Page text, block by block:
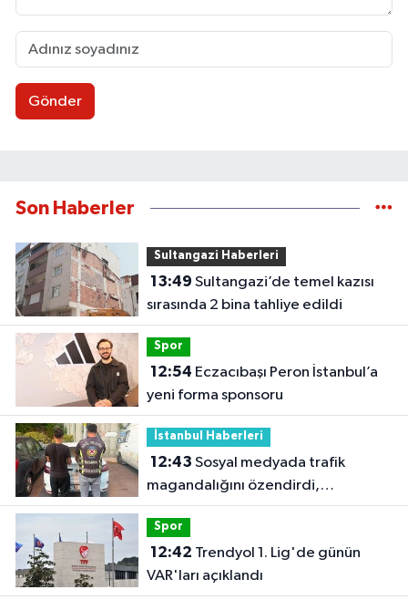
Gönder
Son Haberler
Sultangazi Haberleri
13:49
sırasında 2 bina tahliye edildi
Spor
12:54
yeni forma sponsoru
İstanbul Haberleri
12:43
magandalığını özendirdi,
ehliyetinden oldu: 72 bin lira ceza
Spor
12:42
VAR'ları açıklandı